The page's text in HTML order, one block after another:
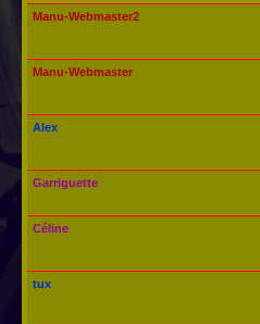
Manu-Webmaster2
Manu-Webmaster
Alex
Garriguette
Céline
tux